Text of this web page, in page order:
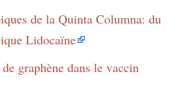
de la Quinta Columna: du
Lidocaïne
graphène dans le vaccin